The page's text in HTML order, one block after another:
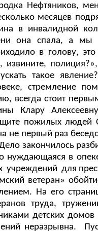
Нефтяников,
месяцев
в инвалидной
она спала, а
в голову,
такое
стремление
всегда стоит
Клару
пожилых людей
не первый раз
закончилось
нуждающаяся в
учреждений для
ветеран»
На его
труда,
детских
неразрывна.